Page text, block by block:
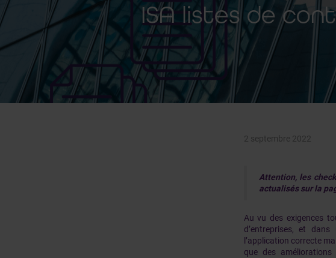
ISA listes de
2 septembre 2022
Attention, les
actualisés sur la
Au vu des exigences
d’entreprises, et
l’application correcte
que des